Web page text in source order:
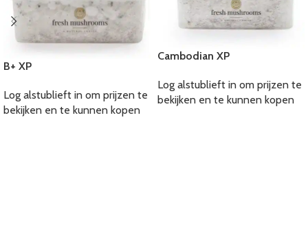
B+ XP
Log alstublieft in om prijzen te
bekijken en te kunnen kopen
Cambodian XP
Log alstublieft in om prijzen te
bekijken en te kunnen kopen